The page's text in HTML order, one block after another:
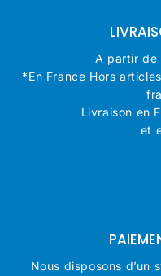
A partir de
*En France Hors
Livraison en
et
Nous disposons d’un